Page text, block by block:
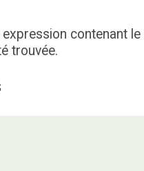
contenant le
trouvée.